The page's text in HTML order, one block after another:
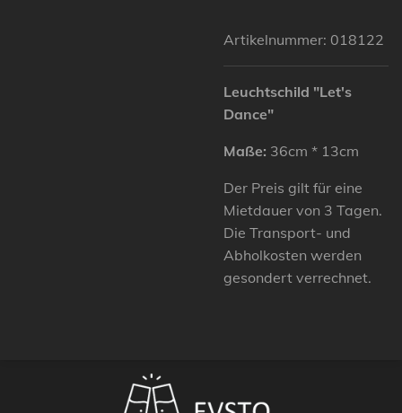
Artikelnummer: 018122
Leuchtschild "Let's
Dance"
Maße: 36cm * 13cm
Der Preis gilt für eine
Mietdauer von 3 Tagen.
Die Transport- und
Abholkosten werden
gesondert verrechnet.